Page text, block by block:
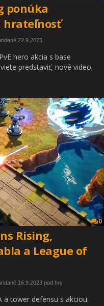
ponúka
hrateľnosť
22.9.2023
hero akcia s base
predstaviť, nové video
0
Rising,
a League of
16.9.2023 pod hry
a tower defensu s akciou.